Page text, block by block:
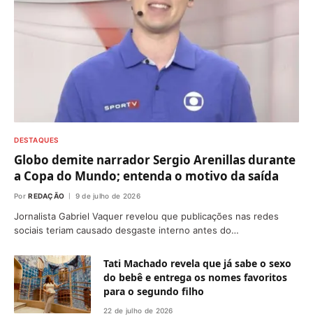
DESTAQUES
Globo demite narrador Sergio Arenillas durante
a Copa do Mundo; entenda o motivo da saída
Por REDAÇÃO 9 de julho de 2026
Jornalista Gabriel Vaquer revelou que publicações nas redes
sociais teriam causado desgaste interno antes do…
Tati Machado revela que já sabe o sexo
do bebê e entrega os nomes favoritos
para o segundo filho
22 de julho de 2026